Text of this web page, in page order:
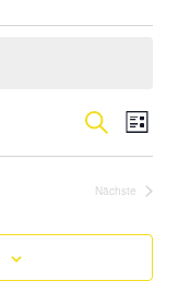
Suche
und
Suche Liste
Nächste